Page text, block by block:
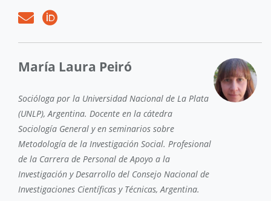
María Laura Peiró
Socióloga por la Universidad Nacional de La Plata
(UNLP), Argentina. Docente en la cátedra
Sociología General y en seminarios sobre
Metodología de la Investigación Social. Profesional
de la Carrera de Personal de Apoyo a la
Investigación y Desarrollo del Consejo Nacional de
Investigaciones Científicas y Técnicas, Argentina.